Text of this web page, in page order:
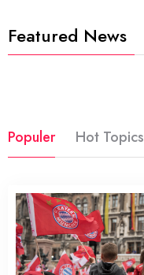
Featured News
Populer Hot Topics